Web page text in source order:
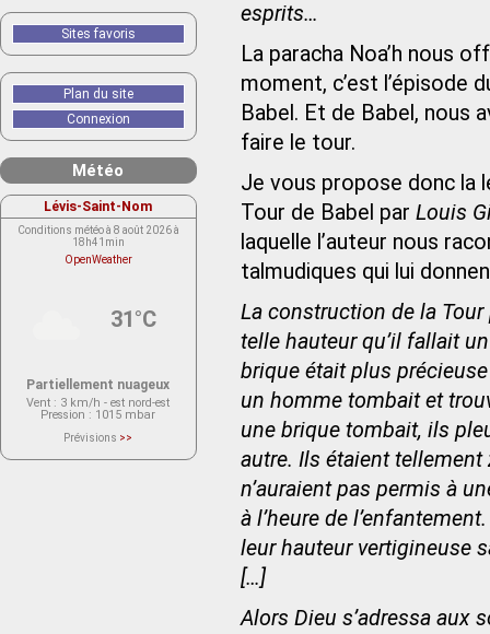
esprits…
La paracha Noa’h nous
moment, c’est l’épisode
Babel. Et de Babel, nous
faire le tour.
Je vous propose donc la
Tour de Babel par Louis
laquelle l’auteur nous
talmudiques qui lui
La construction de la
telle hauteur qu’il fallait
brique était plus
un homme tombait et
une brique tombait, ils
autre. Ils étaient tellement
n’auraient pas permis à
à l’heure de
leur hauteur vertigineuse
[…]
Alors Dieu s’adressa aux
Sites favoris
Plan du site
Connexion
Météo
Lévis-Saint-Nom
Conditions météo à 8 août 2026 à
18h41min
OpenWeather
31°C
Partiellement nuageux
Vent : 3 km/h - est nord-est
Pression : 1015 mbar
Prévisions >>
actuellement aucune prévision